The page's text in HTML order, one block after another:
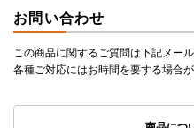
お問い合わせ
この商品に関するご質問は下記メー
各種ご対応にはお時間を要する場合